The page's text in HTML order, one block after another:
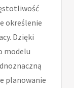
określenie
Dzięki
modelu
planowanie